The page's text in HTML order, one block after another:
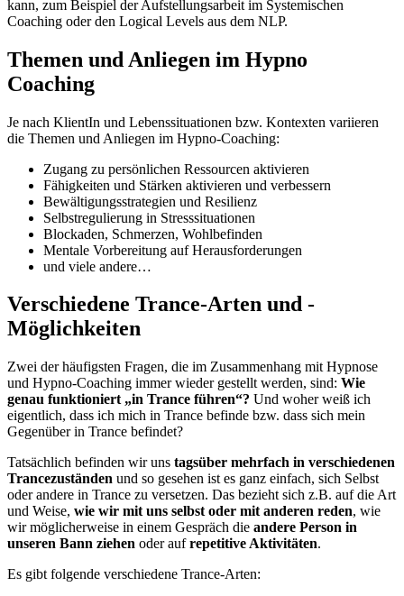
kann, zum Beispiel der Aufstellungsarbeit im Systemischen
Coaching oder den Logical Levels aus dem NLP.
Themen und Anliegen im Hypno
Coaching
Je nach KlientIn und Lebenssituationen bzw. Kontexten variieren
die Themen und Anliegen im Hypno-Coaching:
Zugang zu persönlichen Ressourcen aktivieren
Fähigkeiten und Stärken aktivieren und verbessern
Bewältigungsstrategien und Resilienz
Selbstregulierung in Stresssituationen
Blockaden, Schmerzen, Wohlbefinden
Mentale Vorbereitung auf Herausforderungen
und viele andere…
Verschiedene Trance-Arten und -
Möglichkeiten
Zwei der häufigsten Fragen, die im Zusammenhang mit Hypnose
und Hypno-Coaching immer wieder gestellt werden, sind: Wie
genau funktioniert „in Trance führen“? Und woher weiß ich
eigentlich, dass ich mich in Trance befinde bzw. dass sich mein
Gegenüber in Trance befindet?
Tatsächlich befinden wir uns tagsüber mehrfach in verschiedenen
Trancezuständen und so gesehen ist es ganz einfach, sich Selbst
oder andere in Trance zu versetzen. Das bezieht sich z.B. auf die Art
und Weise, wie wir mit uns selbst oder mit anderen reden, wie
wir möglicherweise in einem Gespräch die andere Person in
unseren Bann ziehen oder aufrepetitive Aktivitäten.
Es gibt folgende verschiedene Trance-Arten: